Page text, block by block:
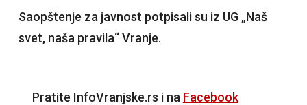
Saopštenje za javnost potpisali su iz UG „Naš
svet, naša pravila“ Vranje.
Pratite InfoVranjske.rs i na Facebook